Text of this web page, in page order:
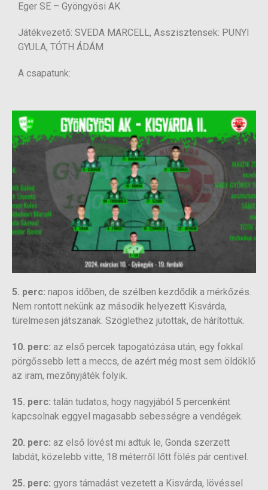
Eger SE – Gyöngyösi AK
Játékvezető: SVEDA MARCELL, Asszisztensek: PUNYI
GYULA, TÓTH ÁDÁM
A csapatunk:
5. perc: napos időben, de szélben kezdődik a mérkőzés.
Nem rontott nekünk az második helyezett Kisvárda,
türelmesen játszanak. Szöglethez jutottak, de hárítottuk.
10. perc: az első percek tapogatózása után, egy fokkal
pörgőssebb lett a meccs, de azért még most sem öldöklő
az iram, mezőnyjáték folyik.
15. perc: talán tudatos, hogy nagyjából 5 percenként
kapcsolnak eggyel magasabb sebességre a vendégek.
20. perc: az első lövést mi adtuk le, Gonda szerzett
labdát, közelebb vitte, 18 méterről lőtt fölés pár centivel.
25. perc: gyors támadást vezetett a Kisvárda, lövéssel